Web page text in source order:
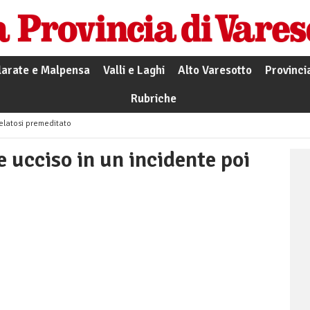
e Malpensa Valli e Laghi Alto Varesotto
Rubriche
premeditato
ucciso in un incidente poi